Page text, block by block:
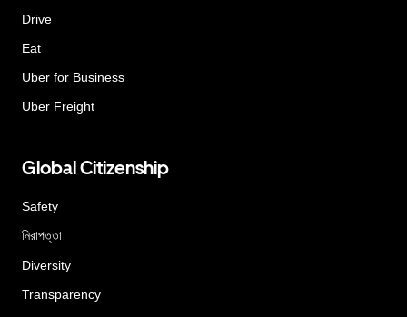
Drive
Eat
Uber for Business
Uber Freight
Global Citizenship
Safety
নিরাপত্তা
Diversity
Transparency